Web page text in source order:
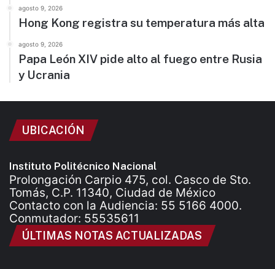
agosto 9, 2026
Hong Kong registra su temperatura más alta
agosto 9, 2026
Papa León XIV pide alto al fuego entre Rusia
y Ucrania
UBICACIÓN
Instituto Politécnico Nacional
Prolongación Carpio 475, col. Casco de Sto.
Tomás, C.P. 11340, Ciudad de México
Contacto con la Audiencia: 55 5166 4000.
Conmutador: 55535611
ÚLTIMAS NOTAS ACTUALIZADAS